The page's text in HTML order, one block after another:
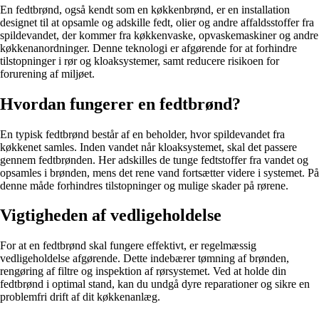
En fedtbrønd, også kendt som en køkkenbrønd, er en installation
designet til at opsamle og adskille fedt, olier og andre affaldsstoffer fra
spildevandet, der kommer fra køkkenvaske, opvaskemaskiner og andre
køkkenanordninger. Denne teknologi er afgørende for at forhindre
tilstopninger i rør og kloaksystemer, samt reducere risikoen for
forurening af miljøet.
Hvordan fungerer en fedtbrønd?
En typisk fedtbrønd består af en beholder, hvor spildevandet fra
køkkenet samles. Inden vandet når kloaksystemet, skal det passere
gennem fedtbrønden. Her adskilles de tunge fedtstoffer fra vandet og
opsamles i brønden, mens det rene vand fortsætter videre i systemet. På
denne måde forhindres tilstopninger og mulige skader på rørene.
Vigtigheden af vedligeholdelse
For at en fedtbrønd skal fungere effektivt, er regelmæssig
vedligeholdelse afgørende. Dette indebærer tømning af brønden,
rengøring af filtre og inspektion af rørsystemet. Ved at holde din
fedtbrønd i optimal stand, kan du undgå dyre reparationer og sikre en
problemfri drift af dit køkkenanlæg.